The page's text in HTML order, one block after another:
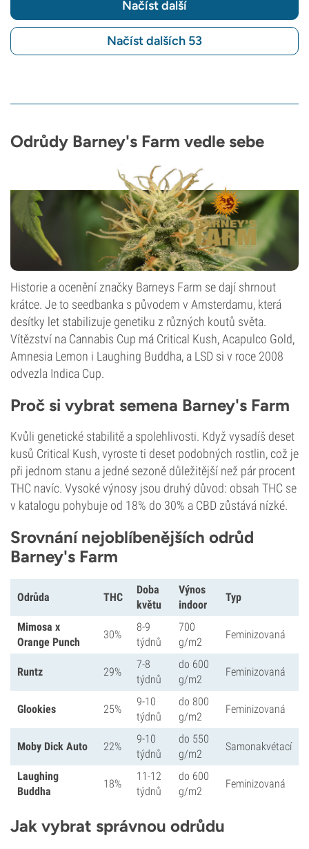
Načíst další
Načíst dalších 53
Odrůdy Barney's Farm vedle sebe
Historie a ocenění značky Barneys Farm se dají shrnout
krátce. Je to seedbanka s původem v Amsterdamu, která
desítky let stabilizuje genetiku z různých koutů světa.
Vítězství na Cannabis Cup má Critical Kush, Acapulco Gold,
Amnesia Lemon i Laughing Buddha, a LSD si v roce 2008
odvezla Indica Cup.
Proč si vybrat semena Barney's Farm
Kvůli genetické stabilitě a spolehlivosti. Když vysadíš deset
kusů Critical Kush, vyroste ti deset podobných rostlin, což je
při jednom stanu a jedné sezoně důležitější než pár procent
THC navíc. Vysoké výnosy jsou druhý důvod: obsah THC se
v katalogu pohybuje od 18% do 30% a CBD zůstává nízké.
Srovnání nejoblíbenějších odrůd
Barney's Farm
Odrůda THC
Doba
květu
Výnos
indoor
Typ
Mimosa x
Orange Punch
30%
8-9
týdnů
700
g/m2
Feminizovaná
Runtz 29%
7-8
týdnů
do 600
g/m2
Feminizovaná
Glookies 25%
9-10
týdnů
do 800
g/m2
Feminizovaná
Moby Dick Auto 22%
9-10
týdnů
do 550
g/m2
Samonakvétací
Laughing
Buddha
18%
11-12
týdnů
do 600
g/m2
Feminizovaná
Jak vybrat správnou odrůdu